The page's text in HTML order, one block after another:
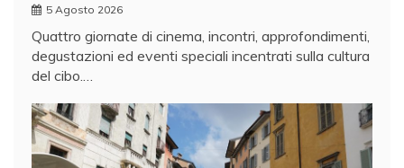
5 Agosto 2026
Quattro giornate di cinema, incontri, approfondimenti,
degustazioni ed eventi speciali incentrati sulla cultura
del cibo.…